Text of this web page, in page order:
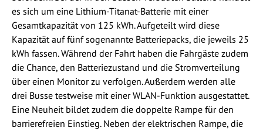
es sich um eine Lithium-Titanat-Batterie mit einer
Gesamtkapazität von 125 kWh. Aufgeteilt wird diese
Kapazität auf fünf sogenannte Batteriepacks, die jeweils 25
kWh fassen. Während der Fahrt haben die Fahrgäste zudem
die Chance, den Batteriezustand und die Stromverteilung
über einen Monitor zu verfolgen. Außerdem werden alle
drei Busse testweise mit einer WLAN-Funktion ausgestattet.
Eine Neuheit bildet zudem die doppelte Rampe für den
barrierefreien Einstieg. Neben der elektrischen Rampe, die